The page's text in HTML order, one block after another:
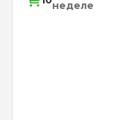
неделе